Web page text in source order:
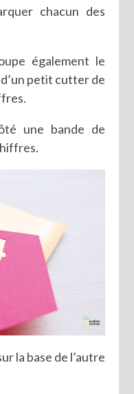
chacun des
également le
petit cutter de
une bande de
la base de l’autre